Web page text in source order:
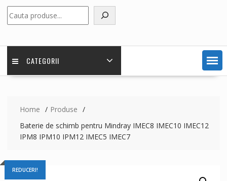
CATEGORII
Home
Produse
Baterie de schimb pentru Mindray IMEC8 IMEC10 IMEC12
IPM8 IPM10 IPM12 IMEC5 IMEC7
REDUCERI!